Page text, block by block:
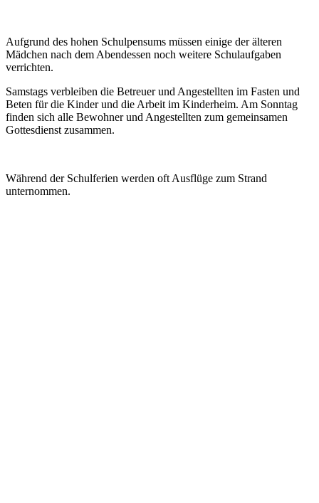
Aufgrund des hohen Schulpensums müssen einige der älteren
Mädchen nach dem Abendessen noch weitere Schulaufgaben
verrichten.
Samstags verbleiben die Betreuer und Angestellten im Fasten und
Beten für die Kinder und die Arbeit im Kinderheim. Am Sonntag
finden sich alle Bewohner und Angestellten zum gemeinsamen
Gottesdienst zusammen.
Während der Schulferien werden oft Ausflüge zum Strand
unternommen.